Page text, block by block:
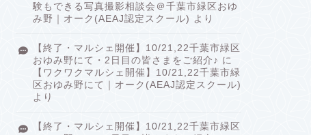
験もできる写真撮影相談会＠千葉市緑区おゆ
み野｜オーク(AEAJ認定スクール) より
【終了・マルシェ開催】10/21,22千葉市緑区
おゆみ野にて・2日目の皆さまをご紹介♪ に
【ワクワクマルシェ開催】10/21,22千葉市緑
区おゆみ野にて｜オーク(AEAJ認定スクール)
より
【終了・マルシェ開催】10/21,22千葉市緑区